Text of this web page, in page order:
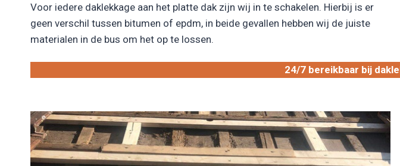
Voor iedere daklekkage aan het platte dak zijn wij in te schakelen. Hierbij is er
geen verschil tussen bitumen of epdm, in beide gevallen hebben wij de juiste
materialen in de bus om het op te lossen.
24/7 bereikbaar bij